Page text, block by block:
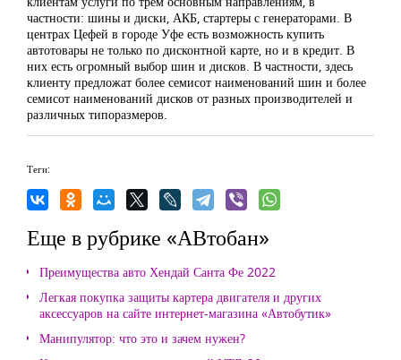
частности: шины и диски, АКБ, стартеры с генераторами. В
центрах Цефей в городе Уфе есть возможность купить
автотовары не только по дисконтной карте, но и в кредит. В
них есть огромный выбор шин и дисков. В частности, здесь
клиенту предложат более семисот наименований шин и более
семисот наименований дисков от разных производителей и
различных типоразмеров.
Теги:
Еще в рубрике «АВтобан»
Преимущества авто Хендай Санта Фе 2022
Легкая покупка защиты картера двигателя и других
аксессуаров на сайте интернет-магазина «Автобутик»
Манипулятор: что это и зачем нужен?